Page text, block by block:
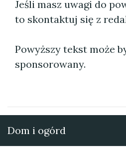
Jeśli masz uwagi do
to skontaktuj się z
Powyższy tekst może
sponsorowany.
Dom i ogórd